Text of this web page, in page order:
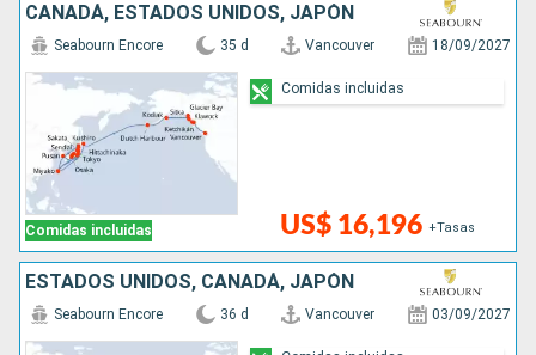
CANADÁ, ESTADOS UNIDOS, JAPÓN
Comidas incluidas
Seabourn Encore 35 d Vancouver 18/09/2027
US$ 16,196 +Tasas
Comidas incluidas
ESTADOS UNIDOS, CANADÁ, JAPÓN
Seabourn Encore 36 d Vancouver 03/09/2027